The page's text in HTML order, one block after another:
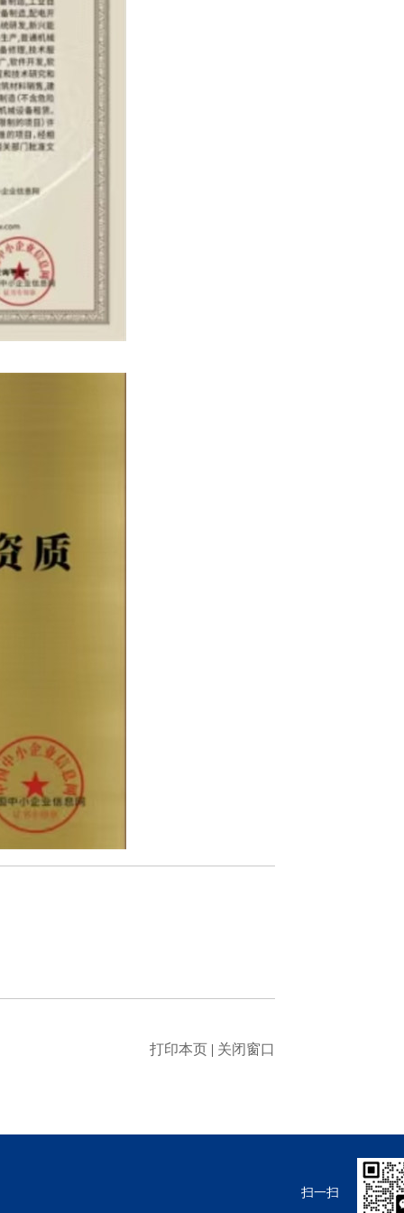
打印本页| 关闭窗口
扫一扫